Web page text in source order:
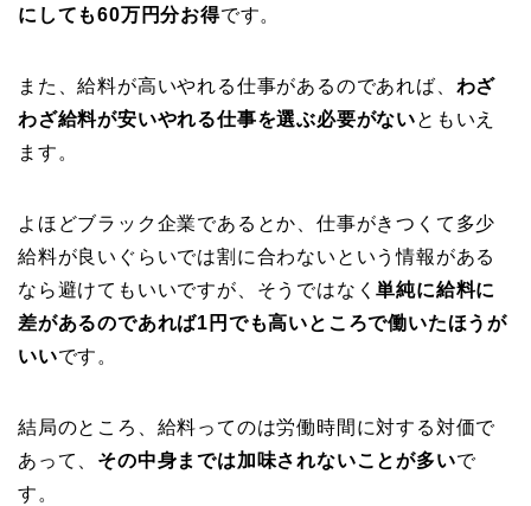
にしても60万円分お得です。
また、給料が高いやれる仕事があるのであれば、 わざ
わざ給料が安いやれる仕事を選ぶ必要がないともいえ
ます。
よほどブラック企業であるとか、仕事がきつくて多少
給料が良いぐらいでは割に合わないという情報がある
なら避けてもいいですが、そうではなく単純に給料に
差があるのであれば1円でも高いところで働いたほうが
いいです。
結局のところ、給料ってのは労働時間に対する対価で
あって、 その中身までは加味されないことが多いで
す。